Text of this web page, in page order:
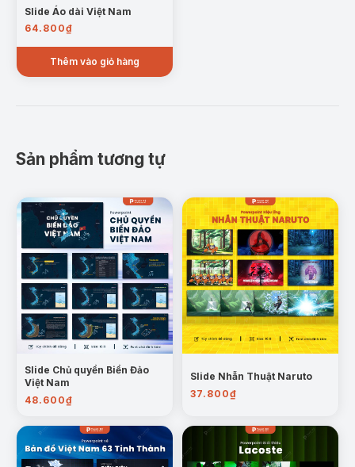
Slide Áo dài Việt Nam
64.800₫
Thêm vào giỏ hàng
Sản phẩm tương tự
Slide Chủ quyền Biển Đảo
Việt Nam
48.600₫
Slide Nhẫn Thuật Naruto
37.800₫